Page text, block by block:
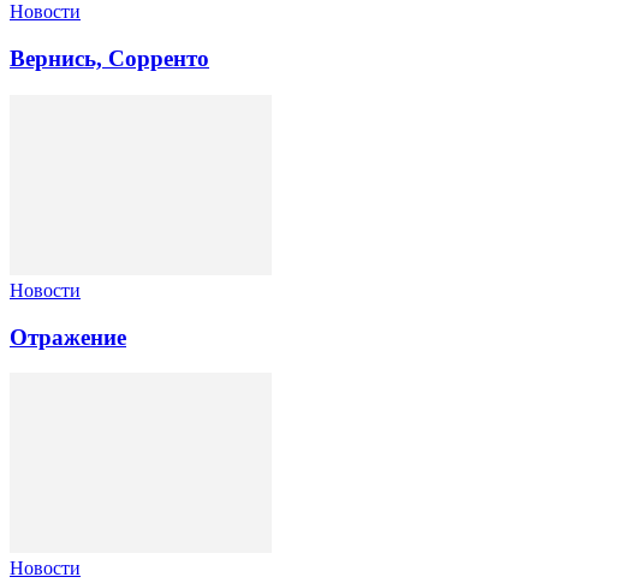
Новости
Вернись, Сорренто
Новости
Отражение
Новости